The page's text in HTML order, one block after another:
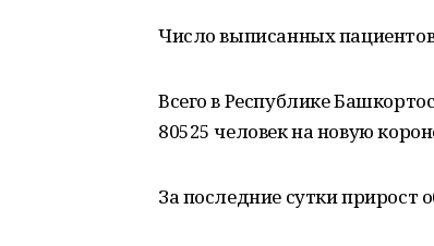
Число выписанных пациентов
Всего в Республике
80525 человек на новую
За последние сутки прирост